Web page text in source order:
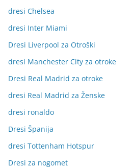
dresi Chelsea
dresi Inter Miami
Dresi Liverpool za Otroški
dresi Manchester City za otroke
Dresi Real Madrid za otroke
dresi Real Madrid za Ženske
dresi ronaldo
Dresi Španija
dresi Tottenham Hotspur
Dresi za nogomet